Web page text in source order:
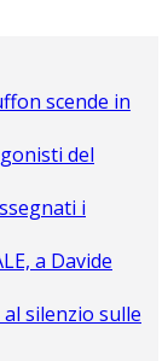
scende in
del
i
a Davide
silenzio sulle